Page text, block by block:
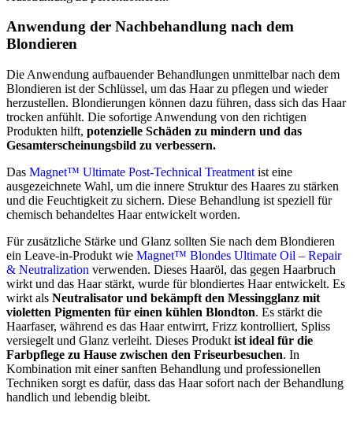
Anwendung der Nachbehandlung nach dem
Blondieren
Die Anwendung aufbauender Behandlungen unmittelbar nach dem
Blondieren ist der Schlüssel, um das Haar zu pflegen und wieder
herzustellen. Blondierungen können dazu führen, dass sich das Haar
trocken anfühlt. Die sofortige Anwendung von den richtigen
Produkten hilft, potenzielle Schäden zu mindern und das
Gesamterscheinungsbild zu verbessern.
Das Magnet™ Ultimate Post-Technical Treatment ist eine
ausgezeichnete Wahl, um die innere Struktur des Haares zu stärken
und die Feuchtigkeit zu sichern. Diese Behandlung ist speziell für
chemisch behandeltes Haar entwickelt worden.
Für zusätzliche Stärke und Glanz sollten Sie nach dem Blondieren
ein Leave-in-Produkt wie Magnet™ Blondes Ultimate Oil – Repair
& Neutralization verwenden. Dieses Haaröl, das gegen Haarbruch
wirkt und das Haar stärkt, wurde für blondiertes Haar entwickelt. Es
wirkt als Neutralisator und bekämpft den Messingglanz mit
violetten Pigmenten für einen kühlen Blondton. Es stärkt die
Haarfaser, während es das Haar entwirrt, Frizz kontrolliert, Spliss
versiegelt und Glanz verleiht. Dieses Produkt ist ideal für die
Farbpflege zu Hause zwischen den Friseurbesuchen. In
Kombination mit einer sanften Behandlung und professionellen
Techniken sorgt es dafür, dass das Haar sofort nach der Behandlung
handlich und lebendig bleibt.